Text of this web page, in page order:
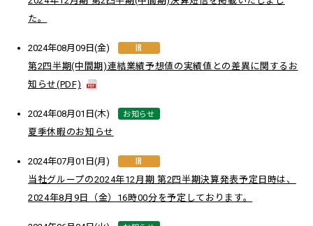
た。
2024年08月09日(金) IR
第2四半期(中間期)連結業績予想値の実績値との差異に関するお
知らせ(PDF)
2024年08月01日(木) お知らせ
夏季休暇のお知らせ
2024年07月01日(月) IR
当社グループの2024年12月期 第2四半期決算発表予定日時は、
2024年8月9日（金）16時00分を予定しております。